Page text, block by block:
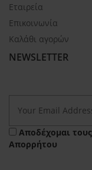
Εταιρεία
Επικοινωνία
Καλάθι αγορών
NEWSLETTER
Αποδέχομαι τους
Απορρήτου